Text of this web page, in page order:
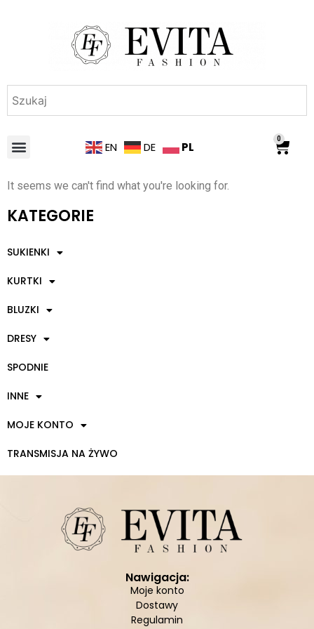
EN DE PL
0
KATEGORIE
SUKIENKI
KURTKI
BLUZKI
DRESY
SPODNIE
INNE
MOJE KONTO
TRANSMISJA NA ŻYWO
It seems we can't find what you're looking for.
Nawigacja:
Moje konto
Dostawy
Regulamin